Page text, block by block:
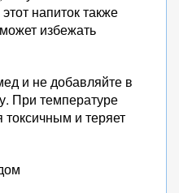
напиток также
избежать
и не добавляйте в
При температуре
и теряет